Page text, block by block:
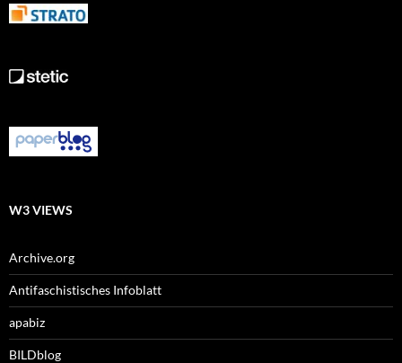
W3 VIEWS
Archive.org
Antifaschistisches Infoblatt
apabiz
BILDblog